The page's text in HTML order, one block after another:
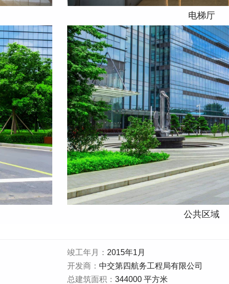
电梯厅
公共区域
竣工年月： 2015年1月
开发商： 中交第四航务工程局有限公司
总建筑面积： 344000 平方米